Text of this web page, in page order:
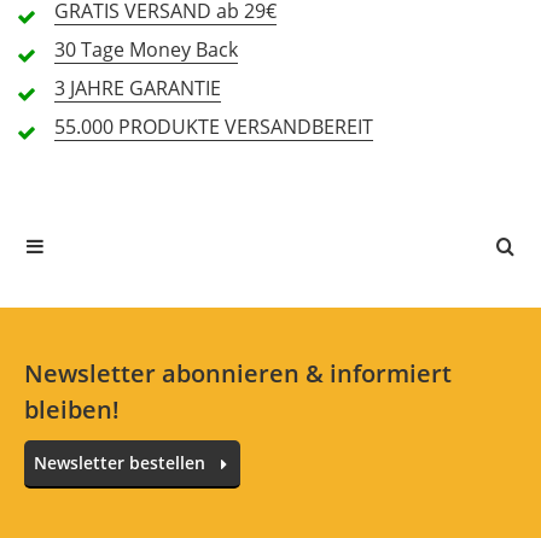
1 Sterne
Alle Sprachen
GRATIS VERSAND ab 29€
30 Tage Money Back
3 JAHRE GARANTIE
55.000 PRODUKTE VERSANDBEREIT
Newsletter abonnieren & informiert
bleiben!
Newsletter bestellen